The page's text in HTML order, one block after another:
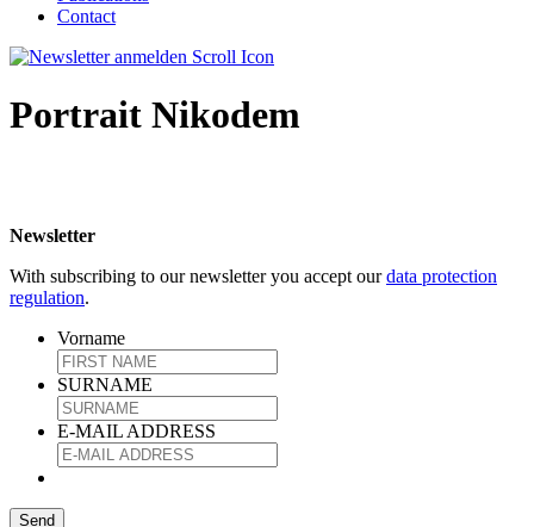
Contact
Portrait Nikodem
Newsletter
With subscribing to our newsletter you accept ourdata protection
regulation.
Vorname
SURNAME
E-MAIL ADDRESS